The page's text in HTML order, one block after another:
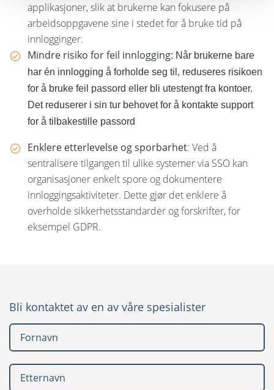
applikasjoner, slik at brukerne kan fokusere på
arbeidsoppgavene sine i stedet for å bruke tid på
innlogginger.
Mindre risiko for feil innlogging: Når brukerne bare
har én innlogging å forholde seg til, reduseres risikoen
for å bruke feil passord eller bli utestengt fra kontoer.
Det reduserer i sin tur behovet for å kontakte support
for å tilbakestille passord
Enklere etterlevelse og sporbarhet: Ved å
sentralisere tilgangen til ulike systemer via SSO kan
organisasjoner enkelt spore og dokumentere
innloggingsaktiviteter. Dette gjør det enklere å
overholde sikkerhetsstandarder og forskrifter, for
eksempel GDPR.
Bli kontaktet av en av våre spesialister